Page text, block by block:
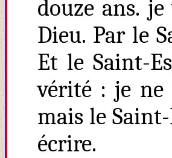
douze ans.
Dieu. Par le
Et le Saint-
vérité : je ne
mais le
écrire.